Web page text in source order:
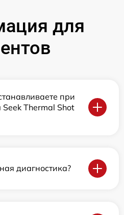
для
при
Thermal Shot
диагностика?